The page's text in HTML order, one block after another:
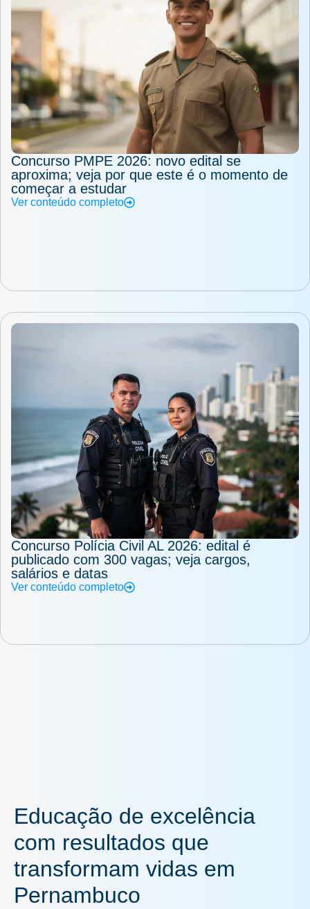
Concurso PMPE 2026: novo edital se
aproxima; veja por que este é o momento de
começar a estudar
Ver conteúdo completo
Concurso Polícia Civil AL 2026: edital é
publicado com 300 vagas; veja cargos,
salários e datas
Ver conteúdo completo
Educação de excelência
com resultados que
transformam vidas em
Pernambuco